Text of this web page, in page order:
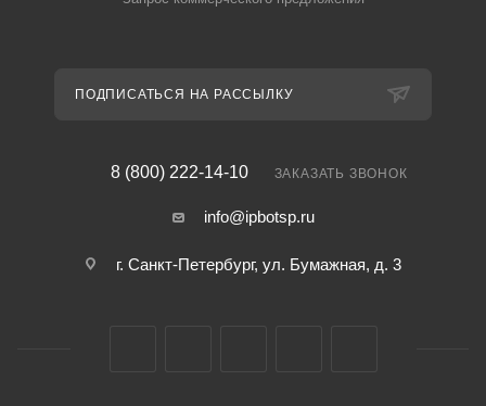
ПОДПИСАТЬСЯ НА РАССЫЛКУ
8 (800) 222-14-10 ЗАКАЗАТЬ ЗВОНОК
info@ipbotsp.ru
г. Санкт-Петербург, ул. Бумажная, д. 3